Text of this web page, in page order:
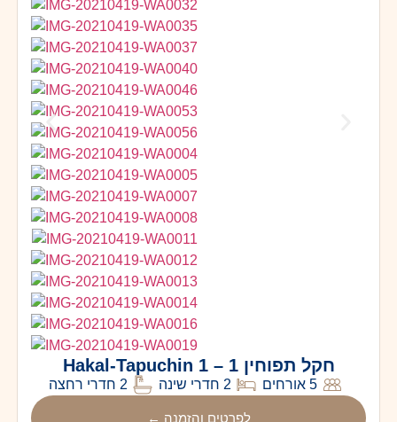
חקל תפוחין 1 – Hakal-Tapuchin 1
5 אורחים 2 חדרי שינה 2 חדרי רחצה
לפרטים והזמנה ←